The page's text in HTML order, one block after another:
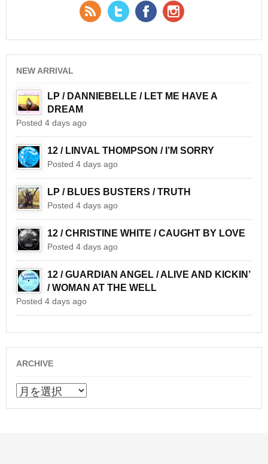
RSS Feed
Twitter Facebook
NEW ARRIVAL
LP / DANNIEBELLE / LET ME HAVE A
DREAM
Posted 4 days ago
12 / LINVAL THOMPSON / I’M SORRY
Posted 4 days ago
LP / BLUES BUSTERS / TRUTH
Posted 4 days ago
12 / CHRISTINE WHITE / CAUGHT BY LOVE
Posted 4 days ago
12 / GUARDIAN ANGEL / ALIVE AND KICKIN’
/ WOMAN AT THE WELL
Posted 4 days ago
ARCHIVE
ARCHIVE